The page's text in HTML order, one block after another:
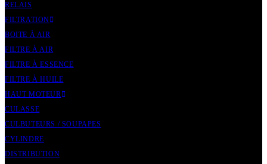
RELAIS
FILTRATION
BOITE À AIR
FILTRE À AIR
FILTRE À ESSENCE
FILTRE À HUILE
HAUT MOTEUR
CULASSE
CULBUTEURS / SOUPAPES
CYLINDRE
DISTRIBUTION